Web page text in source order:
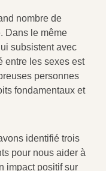
nombre de
Dans le même
subsistent avec
entre les sexes est
personnes
fondamentaux et
identifié trois
pour nous aider à
impact positif sur